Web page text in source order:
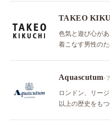
TAKEO
色気と遊び心が
着こなす男性の
Aquascutum-
ロンドン、リー
以上の歴史をも